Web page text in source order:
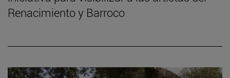
Renacimiento y Barroco